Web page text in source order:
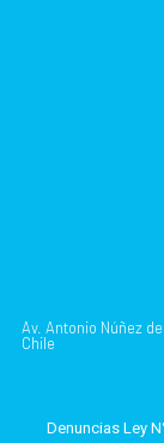
Av. Antonio Núñez
Chile
Denuncias Ley